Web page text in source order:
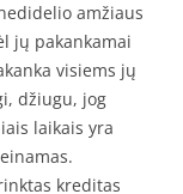
amžiaus
jų pakankamai
visiems jų
džiugu, jog
laikais yra
kreditas